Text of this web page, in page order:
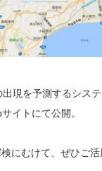
現を予測するシス
イトにて公開。
にむけて、ぜひご活